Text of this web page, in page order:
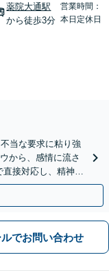
薬院大通駅
から徒歩3分
営業時間：
本日定休日
当な要求に粘り強
から、感情に流さ
接対応し、精神的
ルでお問い合わせ